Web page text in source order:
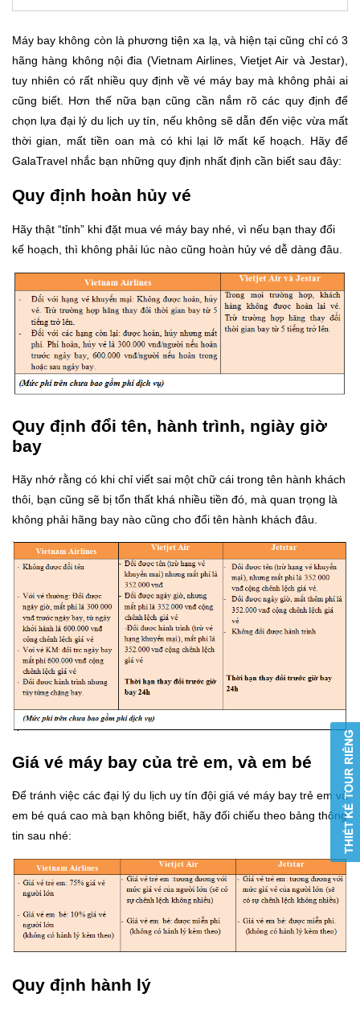
Máy bay không còn là phương tiện xa lạ, và hiện tại cũng chỉ có 3
hãng hàng không nội đia (Vietnam Airlines, Vietjet Air và Jestar),
tuy nhiên có rất nhiều quy định về vé máy bay mà không phải ai
cũng biết. Hơn thế nữa bạn cũng cần nắm rõ các quy định để
chọn lựa đại lý du lịch uy tín, nếu không sẽ dẫn đến việc vừa mất
thời gian, mất tiền oan mà có khi lại lỡ mất kế hoạch. Hãy để
GalaTravel nhắc bạn những quy định nhất định cần biết sau đây:
Quy định hoàn hủy vé
Hãy thật “tỉnh” khi đặt mua vé máy bay nhé, vì nếu bạn thay đổi
kế hoạch, thì không phải lúc nào cũng hoàn hủy vé dễ dàng đâu.
Quy định đổi tên, hành trình, ngiày giờ
bay
Hãy nhớ rằng có khi chỉ viết sai một chữ cái trong tên hành khách
thôi, bạn cũng sẽ bị tổn thất khá nhiều tiền đó, mà quan trọng là
không phải hãng bay nào cũng cho đổi tên hành khách đâu.
Giá vé máy bay của trẻ em, và em bé
Để tránh việc các đại lý du lịch uy tín đội giá vé máy bay trẻ em và
em bé quá cao mà bạn không biết, hãy đối chiếu theo bảng thông
tin sau nhé:
Quy định hành lý